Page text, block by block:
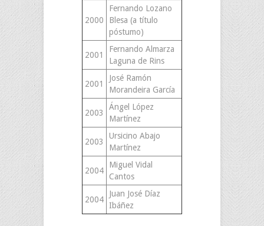
2000
Fernando Lozano
Blesa (a título
póstumo)
2001
Fernando Almarza
Laguna de Rins
2001
José Ramón
Morandeira García
2003
Ángel López
Martínez
2003
Ursicino Abajo
Martínez
2004
Miguel Vidal
Cantos
2004
Juan José Díaz
Ibáñez